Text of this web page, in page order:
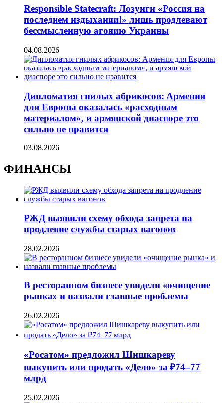
Responsible Statecraft: Лозунги «Россия на
последнем издыхании!» лишь продлевают
бессмысленную агонию Украины
04.08.2026
Дипломатия гнилых абрикосов: Армения
для Европы оказалась «расходным
материалом», и армянской диаспоре это
сильно не нравится
03.08.2026
ФИНАНСЫ
РЖД выявили схему обхода запрета на
продление службы старых вагонов
28.02.2026
В ресторанном бизнесе увидели «очищение
рынка» и назвали главные проблемы
26.02.2026
«Росатом» предложил Шишкареву
выкупить или продать «Дело» за ₽74–77
млрд
25.02.2026